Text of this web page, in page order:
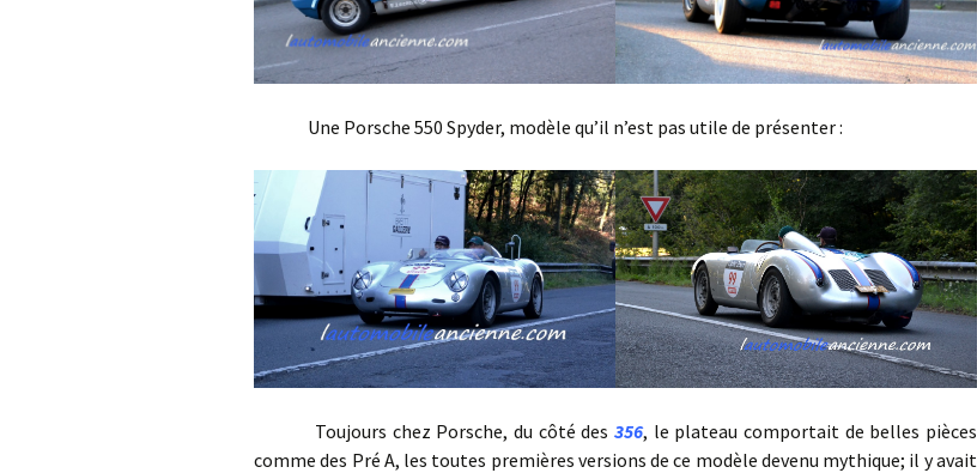
Une Porsche 550 Spyder, modèle qu’il n’est pas utile de présenter :
Toujours chez Porsche, du côté des356, le plateau comportait de belles pièces
comme des Pré A, les toutes premières versions de ce modèle devenu mythique; il y avait